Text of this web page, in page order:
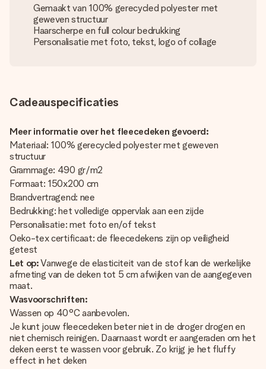
Gemaakt van 100% gerecycled polyester met
geweven structuur
Haarscherpe en full colour bedrukking
Personalisatie met foto, tekst, logo of collage
Cadeauspecificaties
Meer informatie over het fleecedeken gevoerd:
Materiaal: 100% gerecycled polyester met geweven
structuur
Grammage: 490 gr/m2
Formaat: 150x200 cm
Brandvertragend: nee
Bedrukking: het volledige oppervlak aan een zijde
Personalisatie: met foto en/of tekst
Oeko-tex certificaat: de fleecedekens zijn op veiligheid
getest
Let op:Vanwege de elasticiteit van de stof kan de werkelijke
afmeting van de deken tot 5 cm afwijken van de aangegeven
maat.
Wasvoorschriften:
Wassen op 40°C aanbevolen.
Je kunt jouw fleecedeken beter niet in de droger drogen en
niet chemisch reinigen. Daarnaast wordt er aangeraden om het
deken eerst te wassen voor gebruik. Zo krijg je het fluffy
effect in het deken